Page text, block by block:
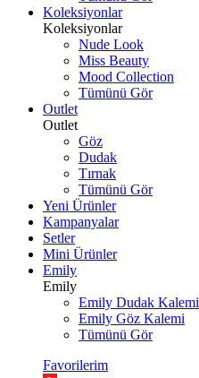
Koleksiyonlar
Koleksiyonlar
Nude Look
Miss Beauty
Mood Collection
Tümünü Gör
Outlet
Outlet
Göz
Dudak
Tırnak
Tümünü Gör
Yeni Ürünler
Kampanyalar
Setler
Mini Ürünler
Emily
Emily
Emily Dudak Kalemi
Emily Göz Kalemi
Tümünü Gör
Favorilerim